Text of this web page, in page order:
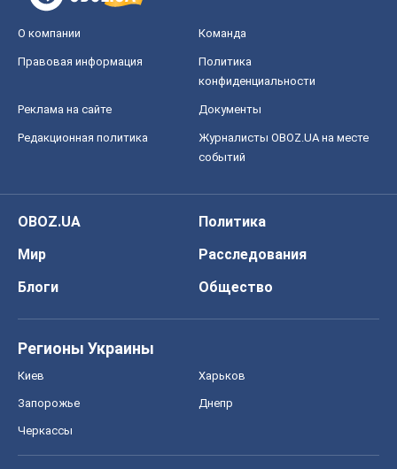
О компании Команда
Правовая информация
Политика
конфиденциальности
Реклама на сайте Документы
Редакционная политика
Журналисты OBOZ.UA на месте
событий
OBOZ.UA
Политика
Мир
Расследования
Блоги
Общество
Регионы Украины
Киев Харьков
Запорожье Днепр
Черкассы